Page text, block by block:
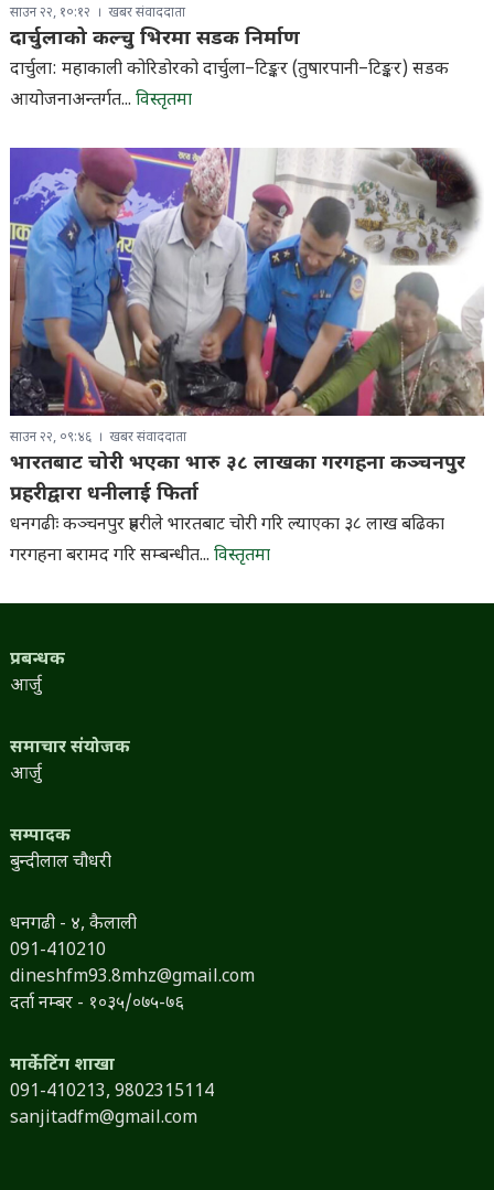
साउन २२, १०:१२ खबर संवाददाता
दार्चुलाको कल्चु भिरमा सडक निर्माण
दार्चुला: महाकाली कोरिडोरको दार्चुला–टिङ्कर (तुषारपानी–टिङ्कर) सडक
आयोजनाअन्तर्गत... विस्तृतमा
साउन २२, ०९:४६ खबर संवाददाता
भारतबाट चोरी भएका भारु ३८ लाखका गरगहना कञ्चनपुर
प्रहरीद्वारा धनीलाई फिर्ता
धनगढीः कञ्चनपुर प्रहरीले भारतबाट चोरी गरि ल्याएका ३८ लाख बढिका
गरगहना बरामद गरि सम्बन्धीत... विस्तृतमा
प्रबन्धक
आर्जु
समाचार संयोजक
आर्जु
सम्पादक
बुन्दीलाल चौधरी
धनगढी - ४, कैलाली
091-410210
dineshfm93.8mhz@gmail.com
दर्ता नम्बर - १०३५/०७५-७६
मार्केटिंग शाखा
091-410213, 9802315114
sanjitadfm@gmail.com